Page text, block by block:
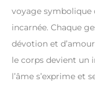
voyage
incarnée. Chaque
dévotion et
le corps devient un
l’âme s’exprime et